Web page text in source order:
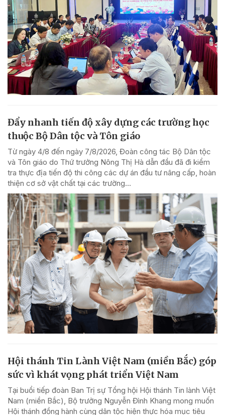
Đẩy nhanh tiến độ xây dựng các trường học
thuộc Bộ Dân tộc và Tôn giáo
Từ ngày 4/8 đến ngày 7/8/2026, Đoàn công tác Bộ Dân tộc
và Tôn giáo do Thứ trưởng Nông Thị Hà dẫn đầu đã đi kiểm
tra thực địa tiến độ thi công các dự án đầu tư nâng cấp, hoàn
thiện cơ sở vật chất tại các trường...
Hội thánh Tin Lành Việt Nam (miền Bắc) góp
sức vì khát vọng phát triển Việt Nam
Tại buổi tiếp đoàn Ban Trị sự Tổng hội Hội thánh Tin lành Việt
Nam (miền Bắc), Bộ trưởng Nguyễn Đình Khang mong muốn
Hội thánh đồng hành cùng dân tộc hiện thực hóa mục tiêu